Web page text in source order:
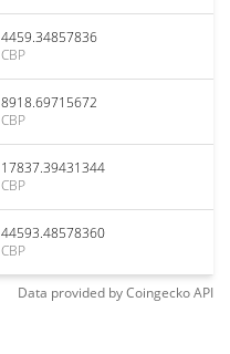
4459.34857836
CBP
8918.69715672
CBP
17837.39431344
CBP
44593.48578360
CBP
Data provided byCoingeckoAPI